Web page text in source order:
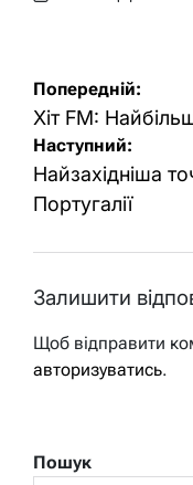
Навігація
записів
Попередній:
Хіт FM:
Наступний:
Найзахідніша
Португалії
Залишити
Щоб відправити
авторизуватись.
Пошук